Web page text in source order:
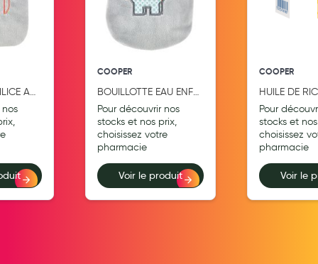
Aromathérapie
Diététique minceur
Régimes médicaux
Gemmothérapie
Voies respiratoires
Oligothérapie
AD
COOPER
BOUILLOTTE EAU ENF
ELEPHANT
Pour découvrir nos
stocks et nos prix,
choisissez votre
pharmacie
Voir le produit
COOPER
HUILE DE
Pour
stocks et
choisissez
pharmacie
Voir le